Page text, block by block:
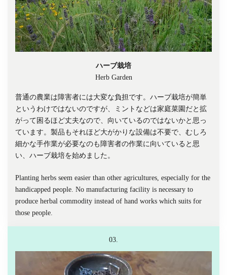
ハーブ栽培
Herb Garden
普通の農業は障害者には大変な負担です。ハーブ栽培が簡単
というわけではないのですが、ミントなどは家庭菜園だと拡
がって困るほど丈夫なので、向いているのではないかと思っ
ています。製品もそれほど大がかりな設備は不要で、むしろ
細かな手作業が必要なのも障害者の作業に向いていると思
い、ハーブ栽培を始めました。
Planting herbs seem easier than other agricultures, especially for the
handicapped people. No manufacturing facility is necessary to
produce herbal commodity instead of hand works which suits for
those people.
03.